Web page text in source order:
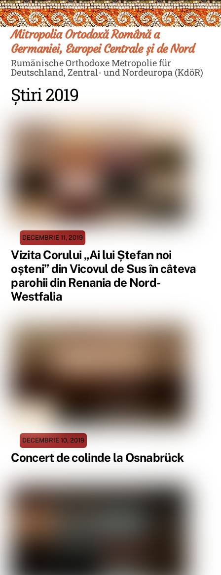
Skip
to
content
Mitropolia Ortodoxă Română a
Germaniei, Europei Centrale și de Nord
Rumänische Orthodoxe Metropolie für
Deutschland, Zentral- und Nordeuropa (KdöR)
Știri 2019
DECEMBRIE 11, 2019
Vizita Corului „Ai lui Ștefan noi
oșteni” din Vicovul de Sus în câteva
parohii din Renania de Nord-
Westfalia
DECEMBRIE 10, 2019
Concert de colinde la Osnabrück